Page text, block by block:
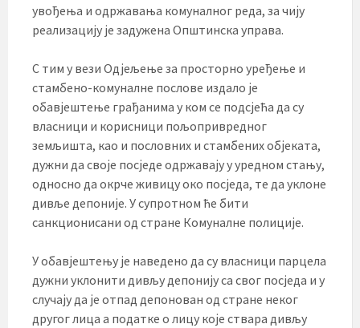
увођења и одржавања комуналног реда, за чију
реализацију је задужена Општинска управа.
С тим у вези Одјељење за просторно уређење и
стамбено-комуналне послове издало је
обавјештење грађанима у ком се подсјећа да су
власници и корисници пољопривредног
земљишта, као и пословних и стамбених објеката,
дужни да своје посједе одржавају у уредном стању,
односно да окрче живицу око посједа, те да уклоне
дивље депоније. У супротном ће бити
санкционисани од стране Комуналне полиције.
У обавјештењу је наведено да су власници парцела
дужни уклонити дивљу депонију са свог посједа и у
случају да је отпад депонован од стране неког
другог лица а податке о лицу које ствара дивљу